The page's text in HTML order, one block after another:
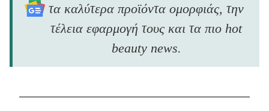
τα καλύτερα προϊόντα ομορφιάς, την
τέλεια εφαρμογή τους και τα πιο hot
beauty news.